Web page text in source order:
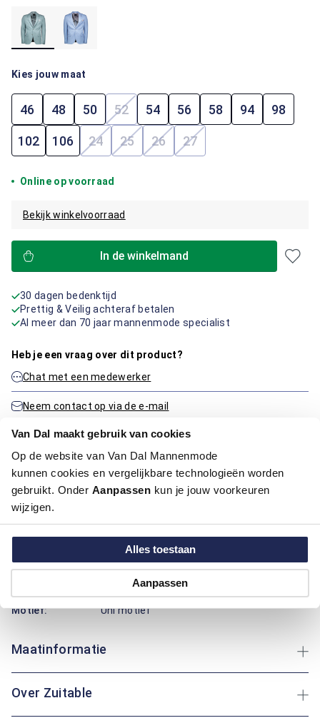
Van Dal maakt gebruik van cookies
Op de website van Van Dal Mannenmode
kunnen cookies en vergelijkbare technologieën worden
gebruikt. Onder Aanpassen kun je jouw voorkeuren
wijzigen.
Alles toestaan
Aanpassen
Kies jouw maat
46 48 50 52(Deze optie is momenteel niet
54 56 58 94 98
102 106 24(Deze optie is momenteel niet
25(Deze optie is momenteel niet
26(Deze optie is momenteel niet
27(Deze optie is
Online op voorraad
Bekijk winkelvoorraad
In de winkelmand
30 dagen bedenktijd
Prettig & Veilig achteraf betalen
Al meer dan 70 jaar mannenmode specialist
Heb je een vraag over dit product?
Chat met een medewerker
Neem contact op via de e-mail
Productinformatie
Kleur:
Elastaan, 80% Polyester / 14% Viscose /
6% Elastaan, 80% Polyester / 14% Viscose
/ 6% Elastaan
Pasvorm:
Regular Fit
Motief:
Uni motief
Maatinformatie
Over Zuitable